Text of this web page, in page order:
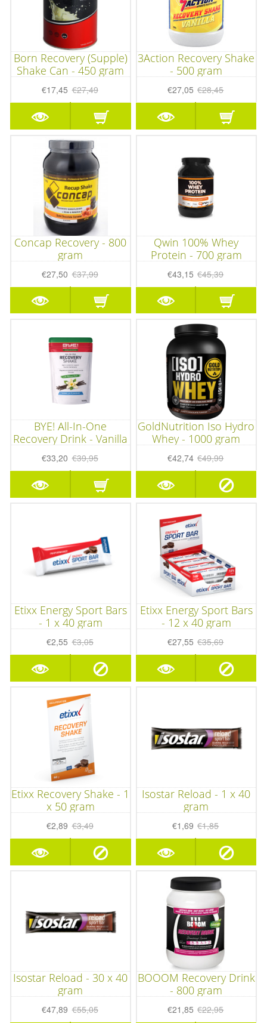
Born Recovery (Supple)
Shake Can - 450 gram
€17,45 €27,49
3Action Recovery Shake
- 500 gram
€27,05 €28,45
Concap Recovery - 800
gram
€27,50 €37,99
Qwin 100% Whey
Protein - 700 gram
€43,15 €45,39
BYE! All-In-One
Recovery Drink - Vanilla
€33,20 €39,95
GoldNutrition Iso Hydro
Whey - 1000 gram
€42,74 €49,99
Etixx Energy Sport Bars
- 1 x 40 gram
€2,55 €3,05
Etixx Energy Sport Bars
- 12 x 40 gram
€27,55 €35,69
Etixx Recovery Shake - 1
x 50 gram
€2,89 €3,49
Isostar Reload - 1 x 40
gram
€1,69 €1,85
Isostar Reload - 30 x 40
gram
€47,89 €55,05
BOOOM Recovery Drink
- 800 gram
€21,85 €22,95